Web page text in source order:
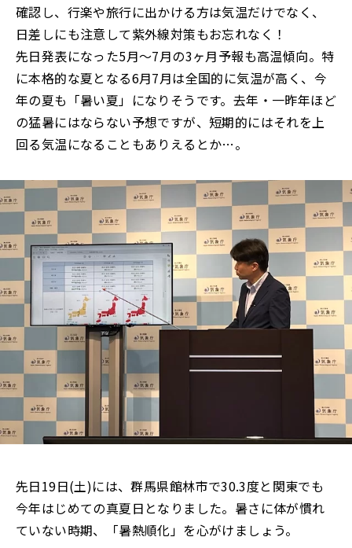
確認し、行楽や旅行に出かける方は気温だけでなく、
日差しにも注意して紫外線対策もお忘れなく！
先日発表になった5月～7月の3ヶ月予報も高温傾向。特
に本格的な夏となる6月7月は全国的に気温が高く、今
年の夏も「暑い夏」になりそうです。去年・一昨年ほど
の猛暑にはならない予想ですが、短期的にはそれを上
回る気温になることもありえるとか…。
先日19日(土)には、群馬県館林市で30.3度と関東でも
今年はじめての真夏日となりました。暑さに体が慣れ
ていない時期、「暑熱順化」を心がけましょう。